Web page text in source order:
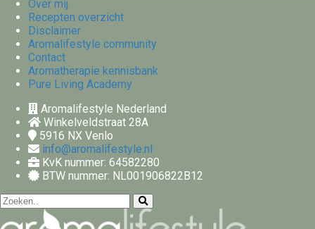
Over mij
Recepten overzicht
Disclaimer
Aromalifestyle community
Contact
Aromatherapie kennisbank
Pure Living Academy
Aromalifestyle Nederland
Winkelveldstraat 28A
5916 NX Venlo
info@aromalifestyle.nl
KvK nummer: 64582280
BTW nummer: NL001906822B12